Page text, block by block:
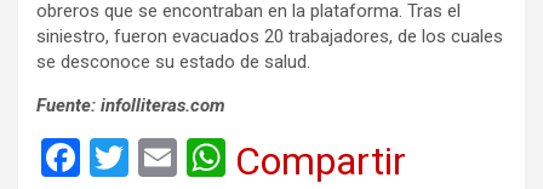
obreros que se encontraban en la plataforma. Tras el
siniestro, fueron evacuados 20 trabajadores, de los cuales
se desconoce su estado de salud.
Fuente: infolliteras.com
F
T
E
W
Compartir